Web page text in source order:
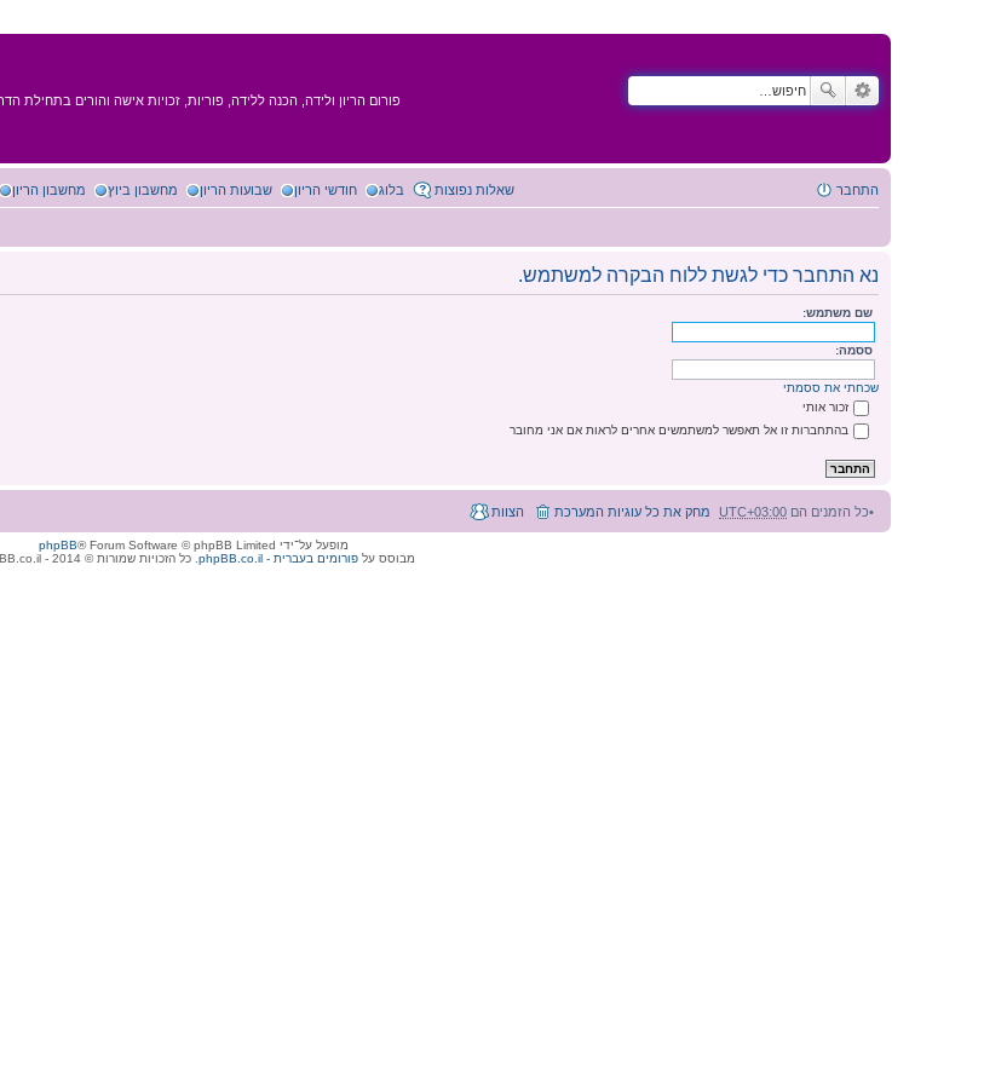
פורום הריון ולידה, הכנה ללידה, פוריות, זכויות אישה והורים בתחילת
מחשבון הריון מחשבון ביוץ שבועות הריון חודשי הריון בלוג שאלות נפוצות התחבר
נא התחבר כדי לגשת ללוח הבקרה למשתמש.
שם משתמש:
ססמה:
שכחתי את ססמתי
זכור אותי
בהתחברות זו אל תאפשר למשתמשים אחרים לראות אם אני מחובר
כל הזמנים הם UTC+03:00 מחק את כל עוגיות המערכת הצוות
מופעל על־ידי phpBB® Forum Software © phpBB Limited
מבוסס עלphpBB.co.il - פורומים בעברית . כל הזכויות שמורות © 2014 - phpBB.co.il.